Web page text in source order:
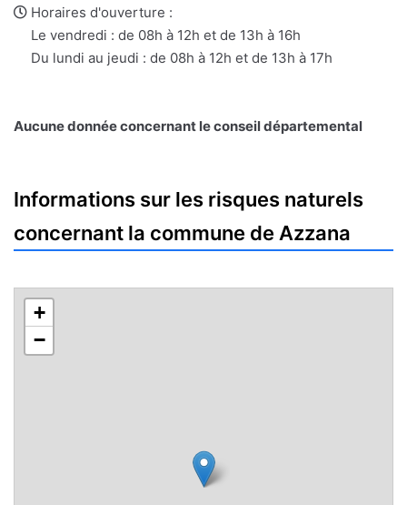
e-
mail
web
Horaires d'ouverture :
Le vendredi : de 08h à 12h et de 13h à 16h
Du lundi au jeudi : de 08h à 12h et de 13h à 17h
Aucune donnée concernant le conseil départemental
Informations sur les risques naturels
concernant la commune de Azzana
+
−